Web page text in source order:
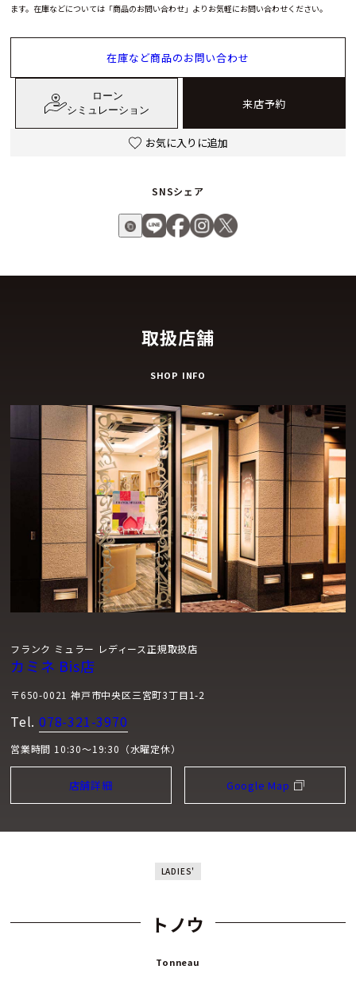
ます。在庫などについては「商品のお問い合わせ」よりお気軽にお問い合わせください。
在庫など商品のお問い合わせ
ローン
シミュレーション
来店予約
お気に入りに追加
SNSシェア
取扱店舗
SHOP INFO
フランク ミュラー レディース正規取扱店
カミネ Bis店
〒650-0021 神戸市中央区三宮町3丁目1-2
Tel. 078-321-3970
営業時間 10:30～19:30（水曜定休）
店舗詳細 Google Map
LADIES'
トノウ
Tonneau